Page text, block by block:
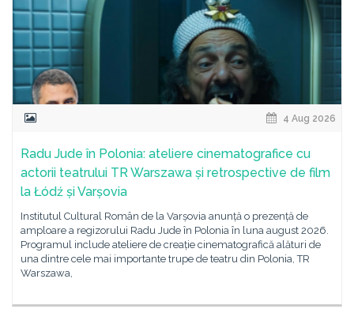
4 Aug 2026
Radu Jude în Polonia: ateliere cinematografice cu
actorii teatrului TR Warszawa și retrospective de film
la Łódź și Varșovia
Institutul Cultural Român de la Varșovia anunță o prezență de
amploare a regizorului Radu Jude în Polonia în luna august 2026.
Programul include ateliere de creație cinematografică alături de
una dintre cele mai importante trupe de teatru din Polonia, TR
Warszawa,